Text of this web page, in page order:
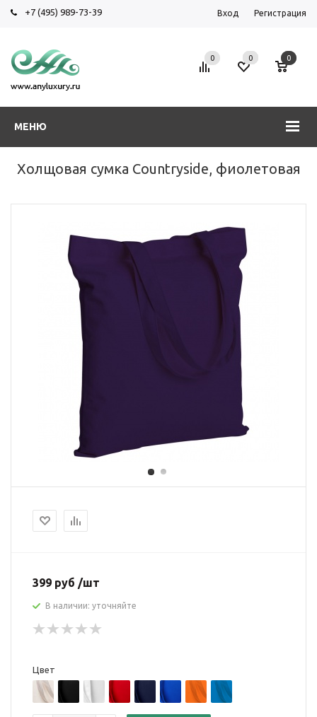
+7 (495) 989-73-39 Вход Регистрация
МЕНЮ
0 0 0
Холщовая сумка Countryside, фиолетовая
399 руб /шт
В наличии: уточняйте
Цвет